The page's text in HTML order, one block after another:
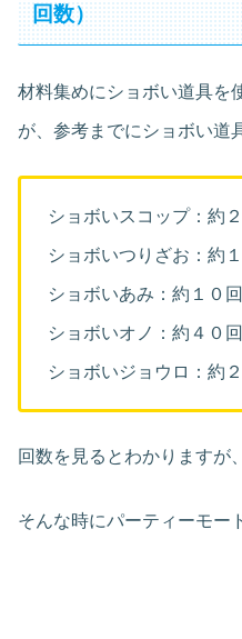
回数）
材料集めにショボい道具を
が、参考までにショボい道
ショボいスコップ：約
ショボいつりざお：約
ショボいあみ：約１０
ショボいオノ：約４０
ショボいジョウロ：約
回数を見るとわかりますが
そんな時にパーティーモー